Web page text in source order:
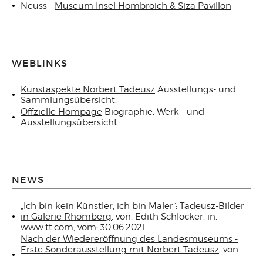
Neuss - Museum Insel Hombroich & Siza Pavillon
WEBLINKS
Kunstaspekte Norbert Tadeusz Ausstellungs- und
Sammlungsübersicht.
Offzielle Hompage Biographie, Werk - und
Ausstellungsübersicht.
NEWS
„Ich bin kein Künstler, ich bin Maler“: Tadeusz-Bilder
in Galerie Rhomberg, von: Edith Schlocker, in:
www.tt.com, vom: 30.06.2021.
Nach der Wiedereröffnung des Landesmuseums -
Erste Sonderausstellung mit Norbert Tadeusz, von: